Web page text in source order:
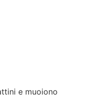
e muoiono